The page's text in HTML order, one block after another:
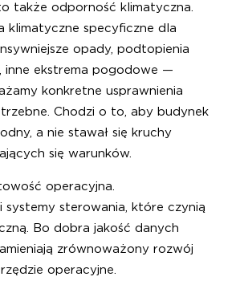
także odporność klimatyczna.
klimatyczne specyficzne dla
opady, podtopienia
inne ekstrema pogodowe —
konkretne usprawnienia
Chodzi o to, aby budynek
a nie stawał się kruchy
się warunków.
operacyjna.
systemy sterowania, które czynią
Bo dobra jakość danych
zrównoważony rozwój
operacyjne.